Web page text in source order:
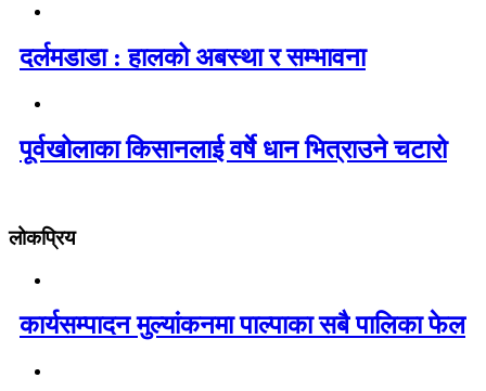
दर्लमडाडा : हालको अबस्था र सम्भावना
पूर्वखोलाका किसानलाई वर्षे धान भित्राउने चटारो
लोकप्रिय
कार्यसम्पादन मुल्यांकनमा पाल्पाका सबै पालिका फेल